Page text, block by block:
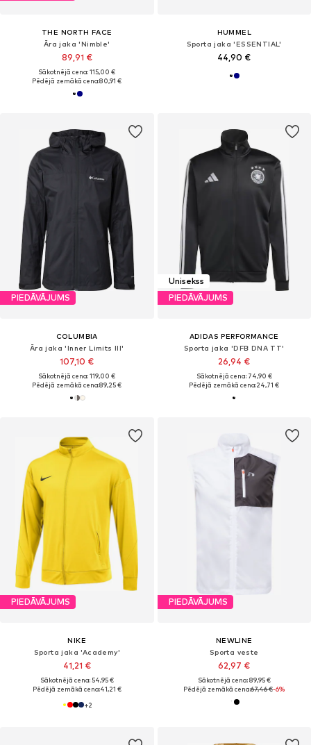
THE NORTH FACE
Āra jaka 'Nimble'
89,91 €
Sākotnējā cena: 115,00 €
Pēdējā zemākā cena:80,91 €
HUMMEL
Sporta jaka 'ESSENTIAL'
44,90 €
PIEDĀVĀJUMS
COLUMBIA
Āra jaka 'Inner Limits III'
107,10 €
Sākotnējā cena: 119,00 €
Pēdējā zemākā cena:89,25 €
Unisekss
PIEDĀVĀJUMS
ADIDAS PERFORMANCE
Sporta jaka 'DFB DNA TT'
26,94 €
Sākotnējā cena: 74,90 €
Pēdējā zemākā cena:24,71 €
PIEDĀVĀJUMS
NIKE
Sporta jaka 'Academy'
41,21 €
Sākotnējā cena: 54,95 €
Pēdējā zemākā cena:41,21 €
+2
PIEDĀVĀJUMS
NEWLINE
Sporta veste
62,97 €
Sākotnējā cena: 89,95 €
Pēdējā zemākā cena:67,46 €-6%